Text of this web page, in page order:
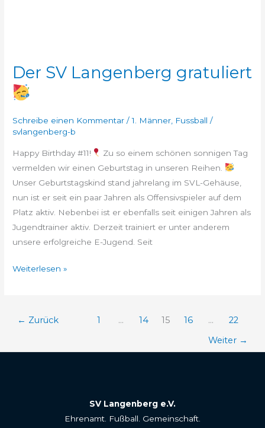
Der SV Langenberg gratuliert
Schreibe einen Kommentar /1. Männer Fussball /
svlangenberg-b
Happy Birthday #11!
Zu so einem schönen sonnigen Tag
vermelden wir einen Geburtstag in unseren Reihen.
Unser Geburtstagskind stand jahrelang im SVL-Gehäuse,
nun ist er seit ein paar Jahren als Offensivspieler auf dem
Platz aktiv. Nebenbei ist er ebenfalls seit einigen Jahren als
Jugendtrainer aktiv. Derzeit trainiert er unter anderem
unsere erfolgreiche E-Jugend. Seit
Weiterlesen »
← Zurück 1 … 14 15 16 …
22
Weiter →
SV Langenberg e.V.
Ehrenamt. Fußball. Gemeinschaft.